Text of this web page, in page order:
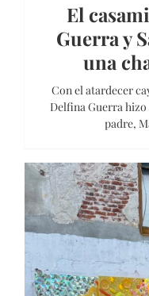
El
Guerra y
una
Con el atardecer
Delfina Guerra hizo
padre,